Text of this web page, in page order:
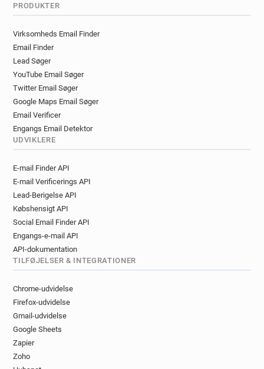
PRODUKTER
Virksomheds Email Finder
Email Finder
Lead Søger
YouTube Email Søger
Twitter Email Søger
Google Maps Email Søger
Email Verificer
Engangs Email Detektor
UDVIKLERE
E-mail Finder API
E-mail Verificerings API
Lead-Berigelse API
Købshensigt API
Social Email Finder API
Engangs-e-mail API
API-dokumentation
TILFØJELSER & INTEGRATIONER
Chrome-udvidelse
Firefox-udvidelse
Gmail-udvidelse
Google Sheets
Zapier
Zoho